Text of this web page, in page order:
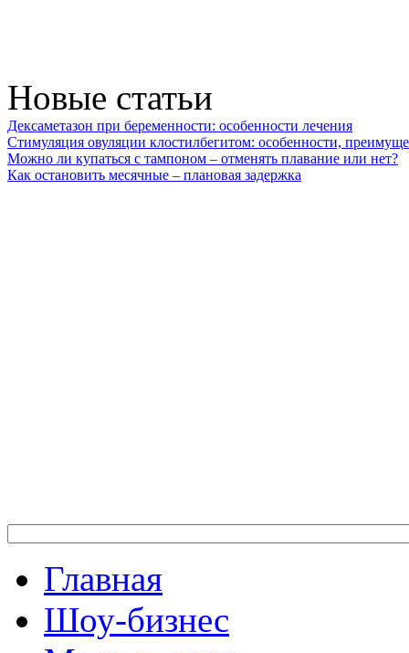
Новые статьи
Дексаметазон при беременности: особенности лечения
Стимуляция овуляции клостилбегитом: особенности,
Можно ли купаться с тампоном – отменять плавание или нет?
Как остановить месячные – плановая задержка
Главная
Шоу-бизнес